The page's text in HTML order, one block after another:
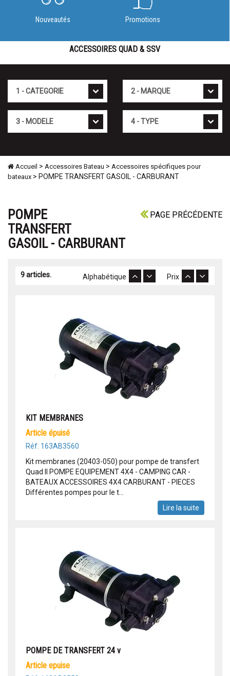
Nouveautés Promotions
ACCESSOIRES QUAD & SSV
Accueil > Accessoires Bateau > Accessoires spécifiques pour
bateaux > POMPE TRANSFERT GASOIL - CARBURANT
PAGE PRÉCÉDENTE
POMPE
TRANSFERT
GASOIL - CARBURANT
9 articles. Prix
Alphabétique
KIT MEMBRANES
article épuisé
Réf: 163AB3560
Kit membranes (20403-050) pour pompe de transfert
Quad II POMPE EQUIPEMENT 4X4 - CAMPING CAR -
BATEAUX ACCESSOIRES 4X4 CARBURANT - PIECES
Différentes pompes pour le t...
Lire la suite
POMPE DE TRANSFERT 24 v
article epuise